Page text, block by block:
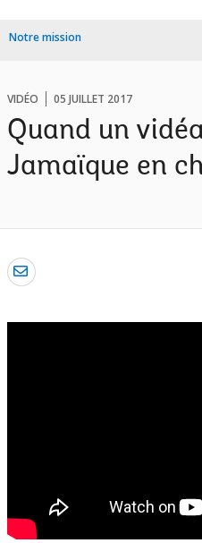
Notre mission
VIDÉO 05 JUILLET 2017
Quand un
Jamaïque en